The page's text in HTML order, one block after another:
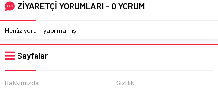
ZİYARETÇİ YORUMLARI - 0 YORUM
Henüz yorum yapılmamış.
Sayfalar
Hakkımızda Gizlilik